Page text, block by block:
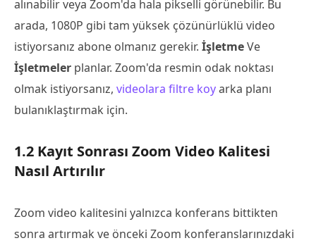
alınabilir veya Zoom'da hala pikselli görünebilir. Bu
arada, 1080P gibi tam yüksek çözünürlüklü video
istiyorsanız abone olmanız gerekir. İşletmeVe
İşletmeler planlar. Zoom'da resmin odak noktası
olmak istiyorsanız, videolara filtre koyarka planı
bulanıklaştırmak için.
1.2 Kayıt Sonrası Zoom Video Kalitesi
Nasıl Artırılır
Zoom video kalitesini yalnızca konferans bittikten
sonra artırmak ve önceki Zoom konferanslarınızdaki